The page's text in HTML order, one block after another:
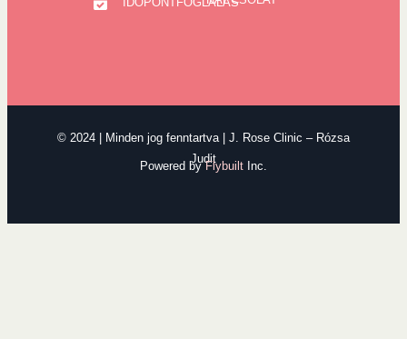
© 2024 | Minden jog fenntartva | J. Rose Clinic – Rózsa
Judit
Powered byFlybuilt Inc.